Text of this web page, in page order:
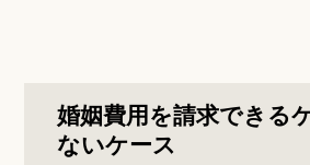
婚姻費用を請求できる
ないケース